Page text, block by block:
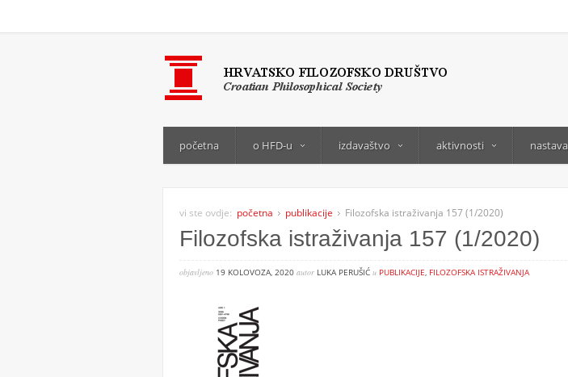
početna o HFD-u izdavaštvo aktivnosti nastava
vi ste ovdje: početna publikacije Filozofska istraživanja 157 (1/2020)
Filozofska istraživanja 157 (1/2020)
objavljeno19 KOLOVOZA, 2020 autorLUKA PERUŠIĆ u PUBLIKACIJE, FILOZOFSKA ISTRAŽIVANJA